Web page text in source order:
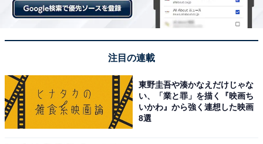
注目の連載
東野圭吾や湊かなえだけじゃな
い、「業と罪」を描く『映画ち
いかわ』から強く連想した映画
8選